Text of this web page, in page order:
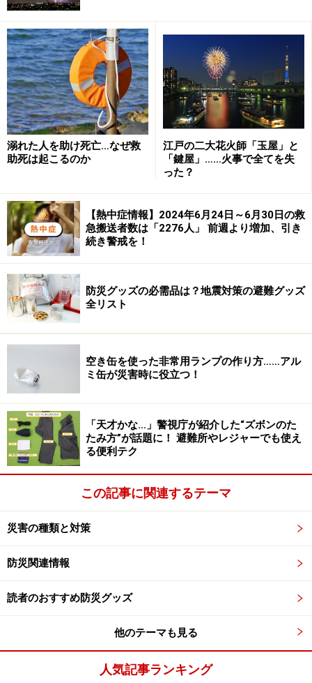
溺れた人を助け死亡…なぜ救
助死は起こるのか
江戸の二大花火師「玉屋」と
「鍵屋」……火事で全てを失
った？
【熱中症情報】2024年6月24日～6月30日の救
急搬送者数は「2276人」 前週より増加、引き
続き警戒を！
防災グッズの必需品は？地震対策の避難グッズ
全リスト
空き缶を使った非常用ランプの作り方……アル
ミ缶が災害時に役立つ！
「天才かな…」警視庁が紹介した“ズボンのた
たみ方”が話題に！ 避難所やレジャーでも使え
る便利テク
この記事に関連するテーマ
災害の種類と対策
防災関連情報
読者のおすすめ防災グッズ
他のテーマも見る
人気記事ランキング